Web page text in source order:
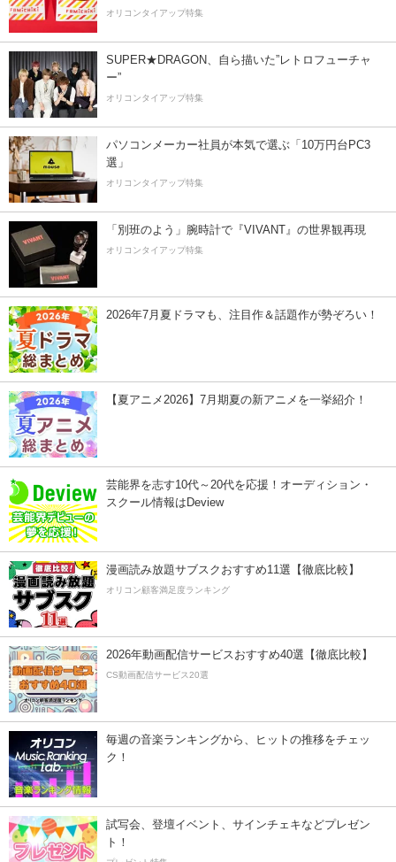
オリコンタイアップ特集
SUPER★DRAGON、自ら描いた”レトロフューチャ
ー”
オリコンタイアップ特集
パソコンメーカー社員が本気で選ぶ「10万円台PC3
選」
オリコンタイアップ特集
「別班のよう」腕時計で『VIVANT』の世界観再現
オリコンタイアップ特集
2026年7月夏ドラマも、注目作＆話題作が勢ぞろい！
【夏アニメ2026】7月期夏の新アニメを一挙紹介！
芸能界を志す10代～20代を応援！オーディション・
スクール情報はDeview
漫画読み放題サブスクおすすめ11選【徹底比較】
オリコン顧客満足度ランキング
2026年動画配信サービスおすすめ40選【徹底比較】
CS動画配信サービス20選
毎週の音楽ランキングから、ヒットの推移をチェッ
ク！
試写会、登壇イベント、サインチェキなどプレゼン
ト！